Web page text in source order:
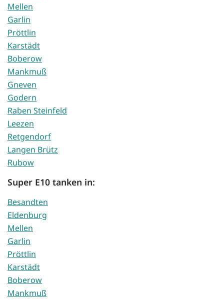
Mellen
Garlin
Pröttlin
Karstädt
Boberow
Mankmuß
Gneven
Godern
Raben Steinfeld
Leezen
Retgendorf
Langen Brütz
Rubow
Super E10 tanken in:
Besandten
Eldenburg
Mellen
Garlin
Pröttlin
Karstädt
Boberow
Mankmuß